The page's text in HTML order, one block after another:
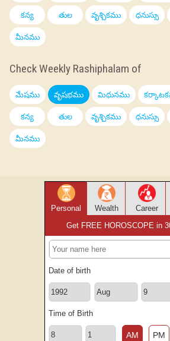
కన్య తుల వృశ్చికము ధనుస్సు
మీనము
Check Weekly Rashiphalam of
మేషము వృషభము మిథునము
కన్య తుల వృశ్చికము ధనుస్సు
మీనము
Personal Wealth Career
Get FREE HOROSCOPE in
Date of birth
Time of Birth
AM PM